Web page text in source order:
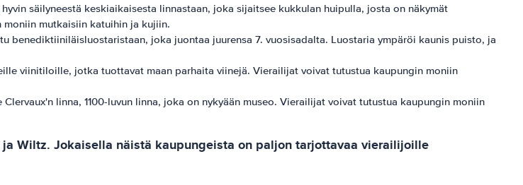
säilyneestä keskiaikaisesta linnastaan, joka sijaitsee kukkulan huipulla, josta on näkymät
moniin mutkaisiin katuihin ja kujiin.
benediktiiniläisluostaristaan, joka juontaa juurensa 7. vuosisadalta. Luostaria ympäröi kaunis puisto, ja
viinitiloille, jotka tuottavat maan parhaita viinejä. Vierailijat voivat tutustua kaupungin moniin
linna, 1100-luvun linna, joka on nykyään museo. Vierailijat voivat tutustua kaupungin moniin
Wiltz. Jokaisella näistä kaupungeista on paljon tarjottavaa vierailijoille